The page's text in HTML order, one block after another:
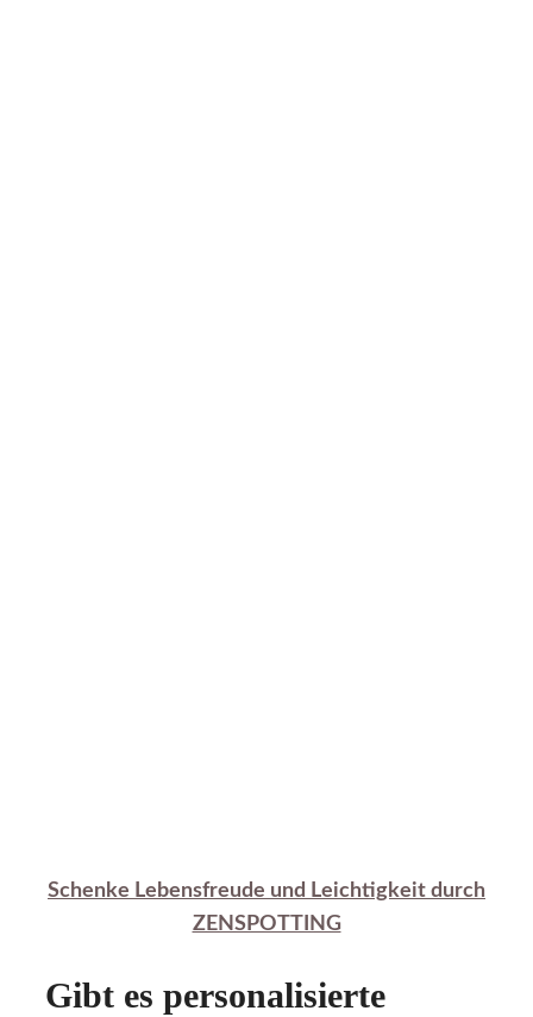
Schenke Lebensfreude und Leichtigkeit durch
ZENSPOTTING
Gibt es personalisierte